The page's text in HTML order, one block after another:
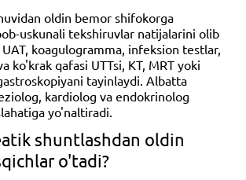
oldin bemor shifokorga
uskunali tekshiruvlar natijalarini olib
koagulogramma, infeksion testlar,
ko'krak qafasi UTTsi, KT, MRT yoki
tayinlaydi. Albatta
kardiolog va endokrinolog
yo'naltiradi.
shuntlashdan oldin
o'tadi?